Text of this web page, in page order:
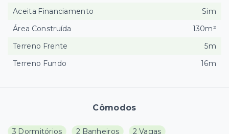
Cômodos
3 Dormitórios 2 Banheiros
2 Vagas
Aceita Financiamento
Sim
Área Construída
130m²
Terreno Frente
5m
Terreno Fundo
16m